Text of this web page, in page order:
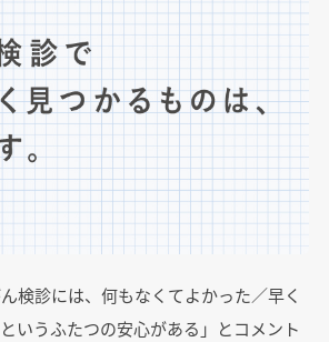
検診には、何もなくてよかった／早く
いうふたつの安心がある」とコメント